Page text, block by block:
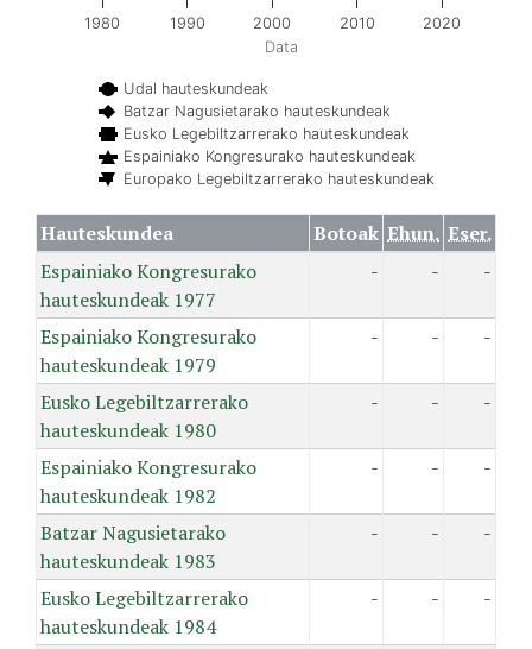
Data
Udal hauteskundeak
Batzar Nagusietarako hauteskundeak
Eusko Legebiltzarrerako hauteskundeak
Espainiako Kongresurako hauteskundeak
Europako Legebiltzarrerako hauteskundeak
1980 1990 2000 2010 2020
Hauteskundea Botoak Ehun. Eser.
Espainiako Kongresurako
hauteskundeak 1977
- - -
Espainiako Kongresurako
hauteskundeak 1979
- - -
Eusko Legebiltzarrerako
hauteskundeak 1980
- - -
Espainiako Kongresurako
hauteskundeak 1982
- - -
Batzar Nagusietarako
hauteskundeak 1983
- - -
Eusko Legebiltzarrerako
hauteskundeak 1984
- - -